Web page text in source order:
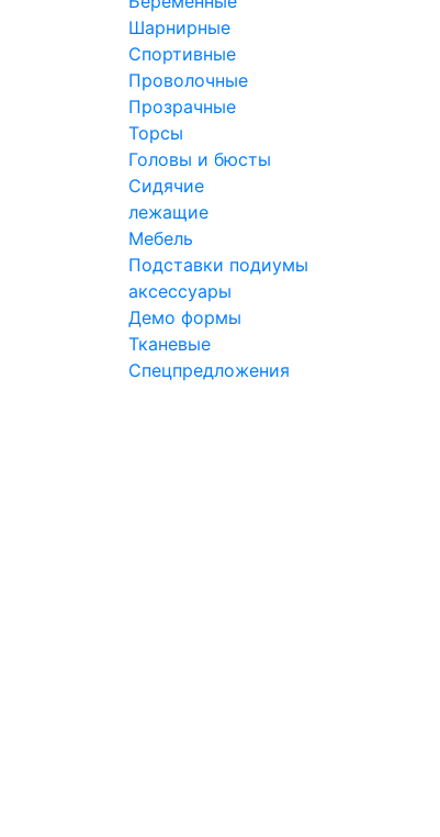
Шарнирные
Спортивные
Проволочные
Прозрачные
Торсы
Головы и бюсты
Сидячие
лежащие
Мебель
Подставки подиумы
аксессуары
Демо формы
Тканевые
Спецпредложения